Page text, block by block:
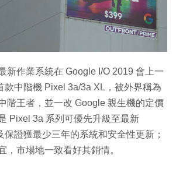
新作業系統在 Google I/O 2019 會上一
款中階機 Pixel 3a/3a XL，被外界稱為
階王者，並一改 Google 親生機的定價
Pixel 3a 系列可優先升級至最新
證獲最少三年的系統和安全性更新；
，市場地一致看好其銷情。